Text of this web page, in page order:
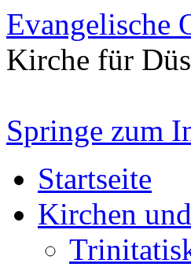
Evangelische
Kirche für
Springe zum
Startseite
Kirchen